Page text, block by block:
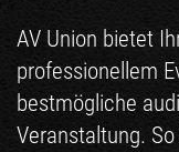
AV Union bietet
professionellem
bestmögliche
Veranstaltung.